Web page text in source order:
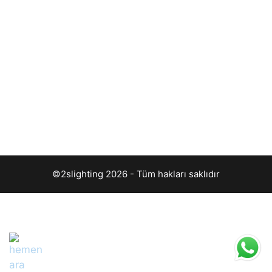
©2slighting 2026 - Tüm hakları saklıdır